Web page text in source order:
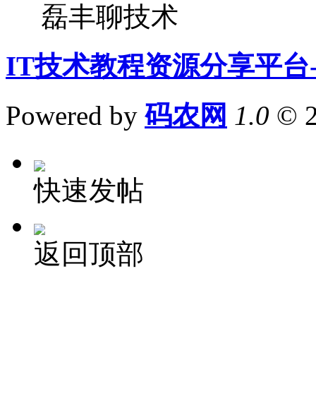
磊丰聊技术
IT技术教程资源分享平
Powered by 码农网 1.0 ©
快速发帖
返回顶部